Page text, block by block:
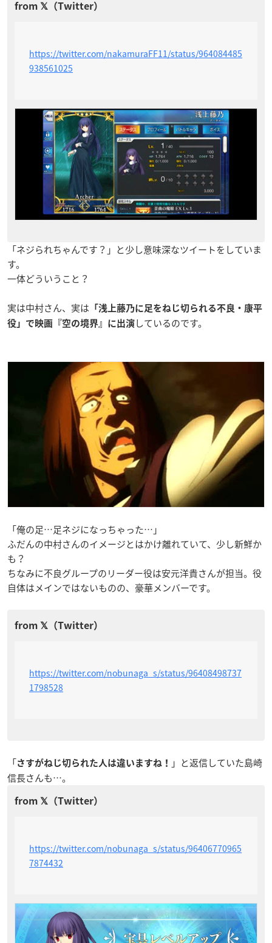
https://twitter.com/nakamuraFF11/status/964084485
938561025
「ネジられちゃんです？」と少し意味深なツイートをしていま
す。
一体どういうこと？
実は中村さん、実は 「浅上藤乃に足をねじ切られる不良・康平
役」で映画『空の境界』に出演 しているのです。
「俺の足…足ネジになっちゃった…」
ふだんの中村さんのイメージとはかけ離れていて、少し新鮮か
も？
ちなみに不良グループのリーダー役は安元洋貴さんが担当。役
自体はメインではないものの、豪華メンバーです。
https://twitter.com/nobunaga_s/status/96408498737
1798528
「さすがねじ切られた人は違いますね！
」と返信していた島崎
信長さんも…。
https://twitter.com/nobunaga_s/status/96406770965
7874432